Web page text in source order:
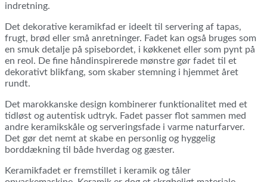
indretning.
Det dekorative keramikfad er ideelt til servering af tapas,
frugt, brød eller små anretninger. Fadet kan også bruges som
en smuk detalje på spisebordet, i køkkenet eller som pynt på
en reol. De fine håndinspirerede mønstre gør fadet til et
dekorativt blikfang, som skaber stemning i hjemmet året
rundt.
Det marokkanske design kombinerer funktionalitet med et
tidløst og autentisk udtryk. Fadet passer flot sammen med
andre keramikskåle og serveringsfade i varme naturfarver.
Det gør det nemt at skabe en personlig og hyggelig
borddækning til både hverdag og gæster.
Keramikfadet er fremstillet i keramik og tåler